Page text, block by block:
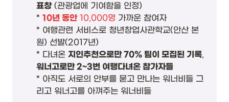
표창 (관광업에 기여함을 인정)
* 10년 동안 10,000명 가까운 참여자
* 여행관련 서비스로 청년창업사관학교(안산 본
원) 선발(2017년)
* 다녀온 지인추천으로만 70% 팀이 모집된 기록
워너고로만 2~3번 여행다녀온 참가자들
* 아직도 서로의 안부를 묻고 만나는 워너비들 그
리고 워너고를 아껴주는 워너비들